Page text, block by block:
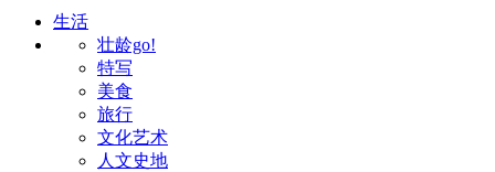
生活
壮龄go!
特写
美食
旅行
文化艺术
人文史地